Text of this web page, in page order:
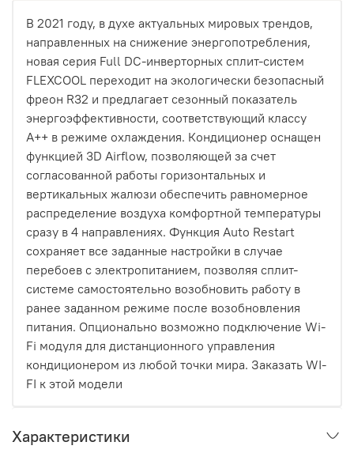
В 2021 году, в духе актуальных мировых трендов,
направленных на снижение энергопотребления,
новая серия Full DC-инверторных сплит-систем
FLEXCOOL переходит на экологически безопасный
фреон R32 и предлагает сезонный показатель
энергоэффективности, соответствующий классу
A++ в режиме охлаждения. Кондиционер оснащен
функцией 3D Airflow, позволяющей за счет
согласованной работы горизонтальных и
вертикальных жалюзи обеспечить равномерное
распределение воздуха комфортной температуры
сразу в 4 направлениях. Функция Auto Restart
сохраняет все заданные настройки в случае
перебоев с электропитанием, позволяя сплит-
системе самостоятельно возобновить работу в
ранее заданном режиме после возобновления
питания. Опционально возможно подключение Wi-
Fi модуля для дистанционного управления
кондиционером из любой точки мира. Заказать WI-
FI к этой модели
Характеристики